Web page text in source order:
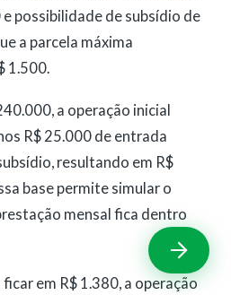
possibilidade de subsídio de
a parcela máxima
1.500.
a operação inicial
R$ 25.000 de entrada
resultando em R$
base permite simular o
mensal fica dentro
em R$ 1.380, a operação